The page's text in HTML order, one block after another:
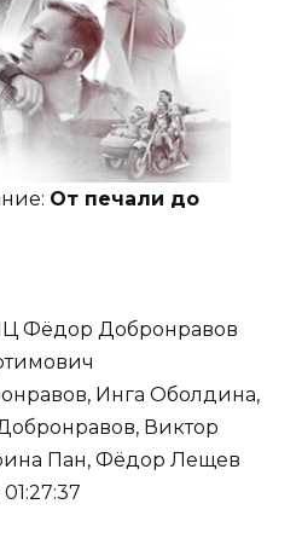
От печали до
Фёдор Добронравов
Инга Оболдина,
Виктор
Пан, Фёдор Лещев